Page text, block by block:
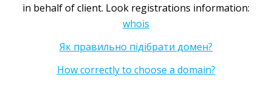
in behalf of client. Look registrations information:
whois
Як правильно підібрати домен?
How correctly to choose a domain?